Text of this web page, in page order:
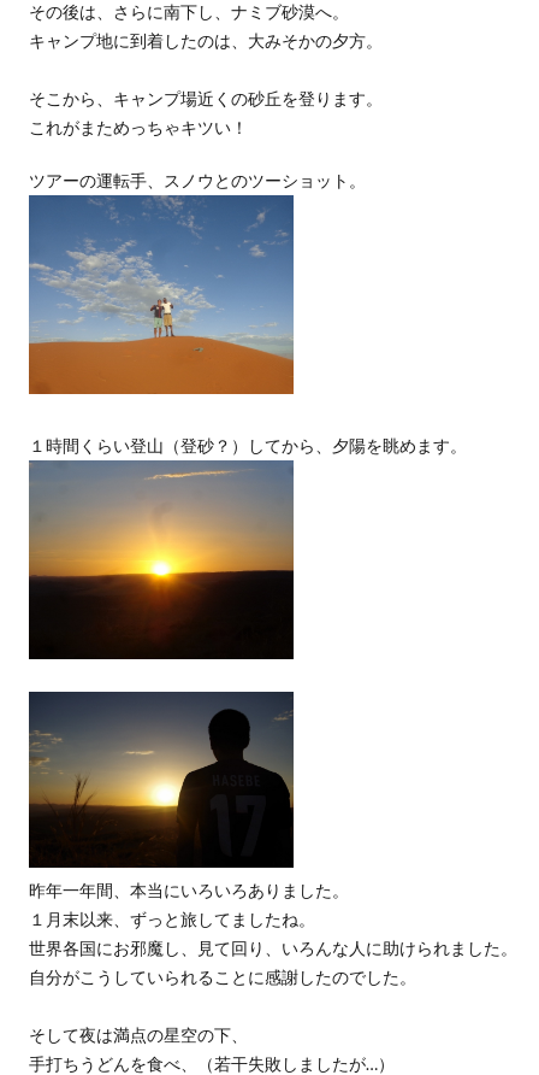
その後は、さらに南下し、ナミブ砂漠へ。
キャンプ地に到着したのは、大みそかの夕方。
そこから、キャンプ場近くの砂丘を登ります。
これがまためっちゃキツい！
ツアーの運転手、スノウとのツーショット。
１時間くらい登山（登砂？）してから、夕陽を眺めます。
昨年一年間、本当にいろいろありました。
１月末以来、ずっと旅してましたね。
世界各国にお邪魔し、見て回り、いろんな人に助けられました。
自分がこうしていられることに感謝したのでした。
そして夜は満点の星空の下、
手打ちうどんを食べ、（若干失敗しましたが…）